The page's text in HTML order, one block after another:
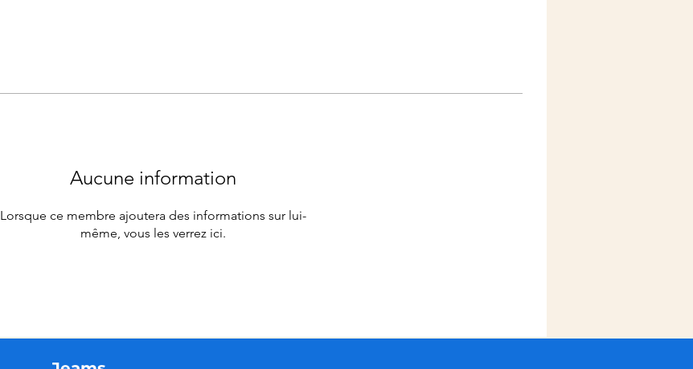
Aucune information
Lorsque ce membre ajoutera des informations sur lui-
même, vous les verrez ici.